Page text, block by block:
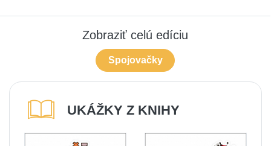
Zobraziť celú edíciu
Spojovačky
UKÁŽKY Z KNIHY